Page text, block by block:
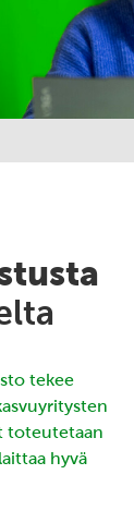
tekee
toteutetaan
hyvä